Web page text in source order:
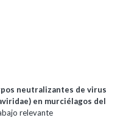
neutralizantes de virus
en murciélagos del
relevante